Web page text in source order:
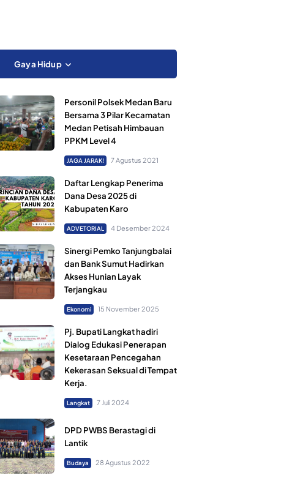
Gaya Hidup
Personil Polsek Medan Baru
Bersama 3 Pilar Kecamatan
Medan Petisah Himbauan
PPKM Level 4
JAGA JARAK! 7 Agustus 2021
Daftar Lengkap Penerima
Dana Desa 2025 di
Kabupaten Karo
ADVETORIAL 4 Desember 2024
Sinergi Pemko Tanjungbalai
dan Bank Sumut Hadirkan
Akses Hunian Layak
Terjangkau
Ekonomi 15 November 2025
Pj. Bupati Langkat hadiri
Dialog Edukasi Penerapan
Kesetaraan Pencegahan
Kekerasan Seksual di Tempat
Kerja.
Langkat 7 Juli 2024
DPD PWBS Berastagi di
Lantik
Budaya 28 Agustus 2022